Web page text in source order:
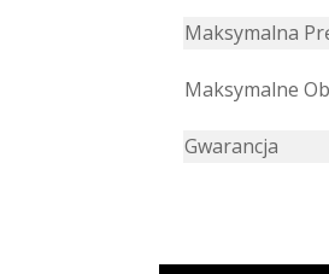
Maksymalna
Maksymalne
Gwarancja